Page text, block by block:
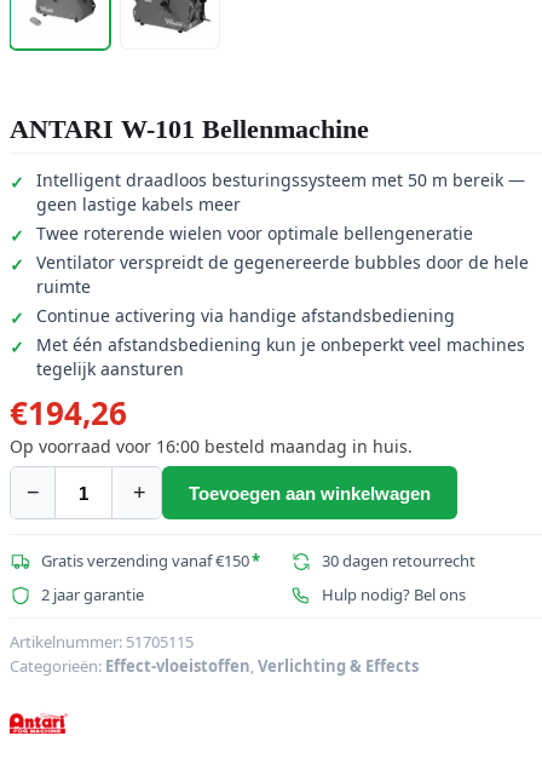
ANTARI W-101 Bellenmachine
Intelligent draadloos besturingssysteem met 50 m bereik —
geen lastige kabels meer
Twee roterende wielen voor optimale bellengeneratie
Ventilator verspreidt de gegenereerde bubbles door de hele
ruimte
Continue activering via handige afstandsbediening
Met één afstandsbediening kun je onbeperkt veel machines
tegelijk aansturen
€194,26
Op voorraad voor 16:00 besteld maandag in huis.
−
ANTARI
101
Bellenmachine
+ Toevoegen aan winkelwagen
Gratis verzending vanaf €150*
30 dagen retourrecht
2 jaar garantie
Hulp nodig? Bel ons
Artikelnummer: 51705115
Categorieën: Effect-vloeistoffen,Verlichting & Effects